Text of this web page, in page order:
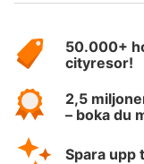
HotelSpecials
50.000+
cityresor!
2,5
– boka du
Spara upp